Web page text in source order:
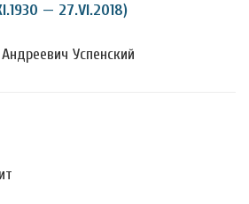
— 27.VI.2018)
Успенский